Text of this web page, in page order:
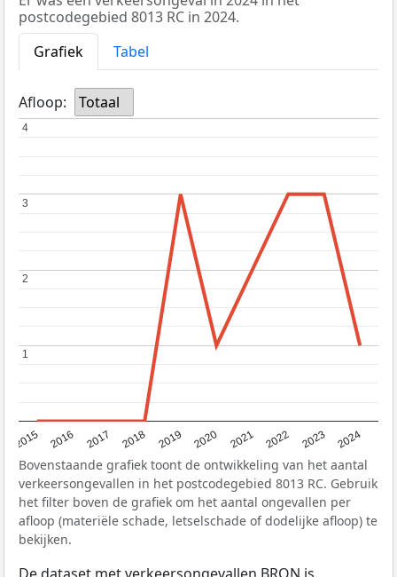
postcodegebied 8013 RC in 2024.
Grafiek
Tabel
Afloop: Totaal
2015 2016 2017 2018 2019 2020 2021 2022 2023 2024
1
1
2
2
3
3
4
4
Bovenstaande grafiek toont de ontwikkeling van het aantal
verkeersongevallen in het postcodegebied 8013 RC. Gebruik
het filter boven de grafiek om het aantal ongevallen per
afloop (materiële schade, letselschade of dodelijke afloop) te
bekijken.